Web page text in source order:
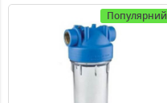
Популярний